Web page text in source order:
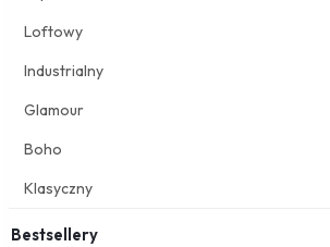
Loftowy
Industrialny
Glamour
Boho
Klasyczny
Bestsellery